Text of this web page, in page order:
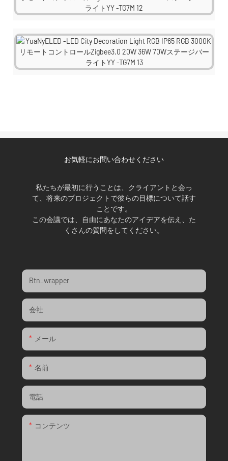
お気軽にお問い合わせください
私たちが最初に行うことは、クライアントと会っ
て、将来のプロジェクトで彼らの目標について話す
ことです。
この会議では、自由にあなたのアイデアを伝え、た
くさんの質問をしてください。
Btn_wrapper
会社
メール
名前
電話
コンテンツ